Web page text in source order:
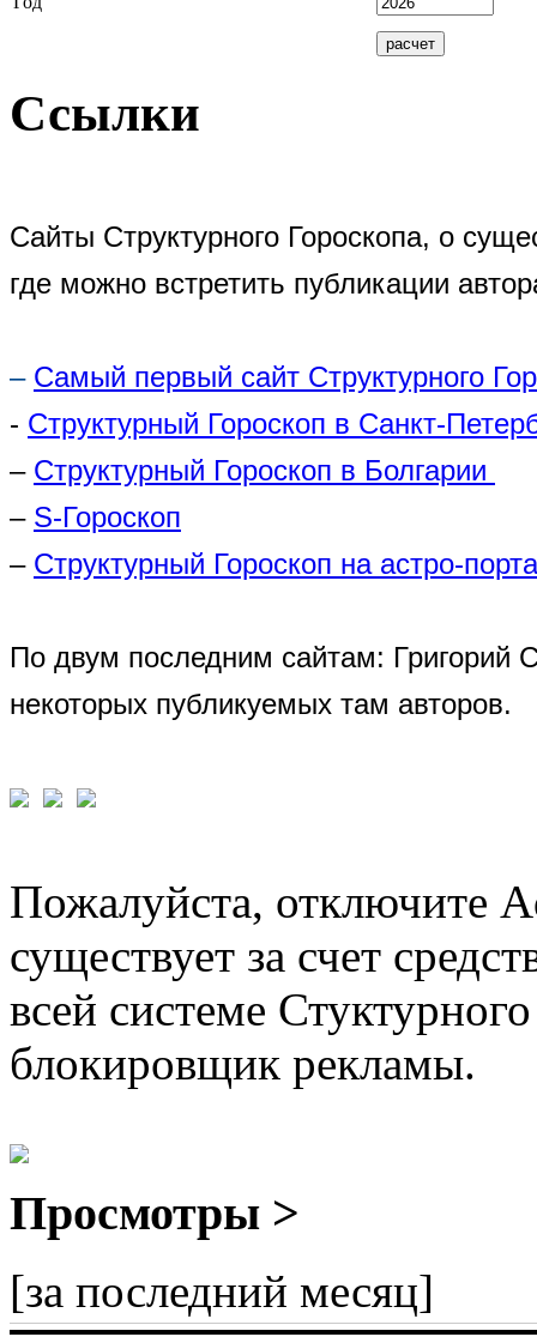
Ссылки
Сайты Структурного Гороскопа, о
где можно встретить публикации
– Самый первый сайт Структурного
- Структурный Гороскоп в Санкт-
– Структурный Гороскоп в Болгарии
– S-Гороскоп
– Структурный Гороскоп на астро-
По двум последним сайтам: Григорий
некоторых публикуемых там авторов.
Пожалуйста, отключите
существует за счет
всей системе
блокировщик рекламы.
Просмотры >
[за последний месяц]